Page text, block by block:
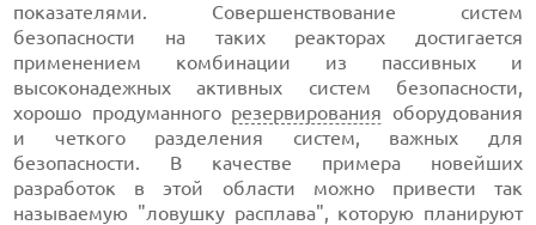
показателями. Совершенствование систем
безопасности на таких реакторах достигается
применением комбинации из пассивных и
высоконадежных активных систем безопасности,
хорошо продуманного резервирования оборудования
и четкого разделения систем, важных для
безопасности. В качестве примера новейших
разработок в этой области можно привести так
называемую "ловушку расплава", которую планируют